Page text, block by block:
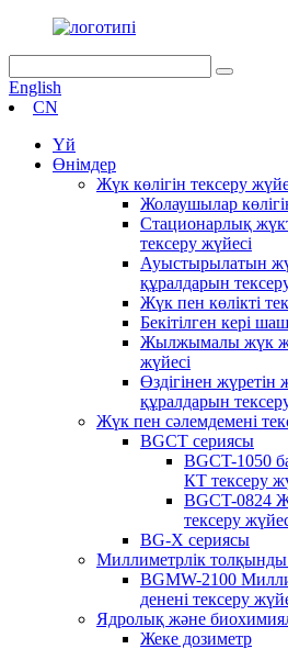
English
CN
Үй
Өнімдер
Жүк көлігін тексеру
Жолаушылар
Стационарлық
тексеру жүйесі
Ауыстырылатын
құралдарын
Жүк пен көлікті
Бекітілген кері
Жылжымалы жүк
жүйесі
Өздігінен жүретін
құралдарын
Жүк пен сәлемдемені
BGCT сериясы
BGCT-1050
КТ тексеру
BGCT-0824
тексеру
BG-X сериясы
Миллиметрлік толқынды
BGMW-2100
денені тексеру
Ядролық және
Жеке дозиметр